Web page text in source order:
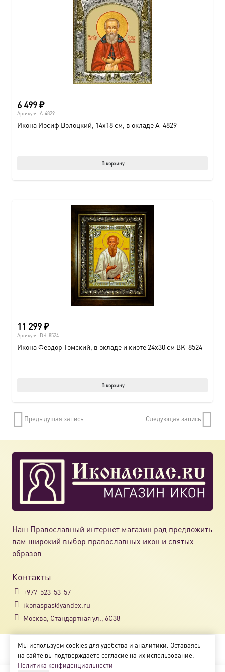
6 499₽
Артикул: A-4829
Икона Иосиф Волоцкий, 14х18 см, в окладе A-4829
В корзину
11 299₽
Артикул: BK-8524
Икона Феодор Томский, в окладе и киоте 24х30 см BK-8524
В корзину
Предыдущая запись Следующая запись
Наш Православный интернет магазин рад предложить
вам широкий выбор православных икон и святых
образов
Контакты
+977-523-53-57
ikonaspas@yandex.ru
Москва, Стандартная ул., 6С38
Copyright © 2018-2025
Магазин православных икон «ikonaspas.ru»
Мы используем cookies для удобства и аналитики. Оставаясь
на сайте вы подтверждаете согласие на их использование.
Политика конфиденциальности